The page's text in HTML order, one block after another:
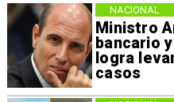
Ministro
bancario
logra
casos
NACIONAL